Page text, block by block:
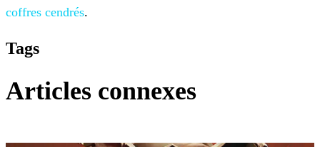
coffres cendrés.
Tags
Articles connexes